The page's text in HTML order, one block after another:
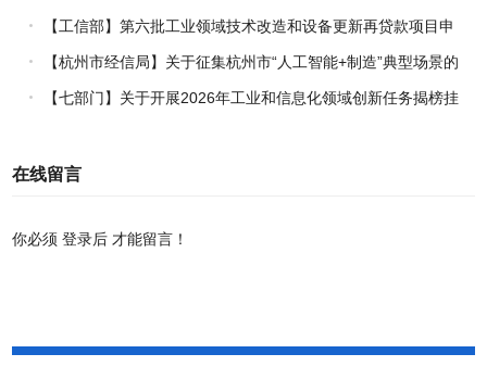
报工作的通知
【工信部】第六批工业领域技术改造和设备更新再贷款项目申
报工作启动
【杭州市经信局】关于征集杭州市“人工智能+制造”典型场景的
通知【七部门】关于开展2026年工业和信息化领域创新任务揭榜挂
在线留言
你必须登录后 才能留言！